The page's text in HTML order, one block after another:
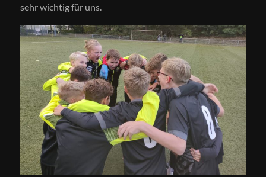
sehr wichtig für uns.